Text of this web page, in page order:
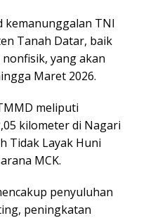
kemanunggalan TNI
Tanah Datar, baik
yang akan
Maret 2026.
meliputi
kilometer di Nagari
Tidak Layak Huni
MCK.
penyuluhan
peningkatan